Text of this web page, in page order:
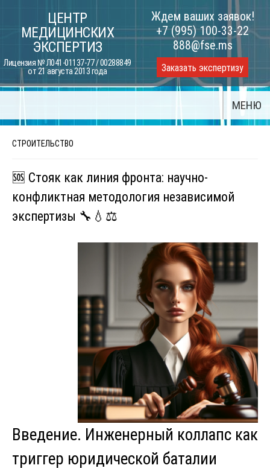
content
ЦЕНТР
МЕДИЦИНСКИХ
ЭКСПЕРТИЗ
Лицензия № Л041-01137-77 / 00288849
от 21 августа 2013 года
Ждем ваших заявок!
+7 (995) 100-33-22
888@fse.ms
Заказать экспертизу
МЕНЮ
СТРОИТЕЛЬСТВО
🆘 Стояк как линия фронта: научно-
конфликтная методология независимой
экспертизы 🔧💧⚖️
Введение. Инженерный коллапс как
триггер юридической баталии